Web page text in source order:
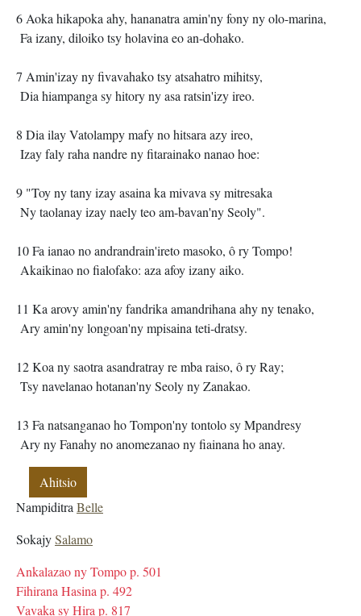
6 Aoka hikapoka ahy, hananatra amin'ny fony ny olo-marina,
Fa izany, diloiko tsy holavina eo an-dohako.
7 Amin'izay ny fivavahako tsy atsahatro mihitsy,
Dia hiampanga sy hitory ny asa ratsin'izy ireo.
8 Dia ilay Vatolampy mafy no hitsara azy ireo,
Izay faly raha nandre ny fitarainako nanao hoe:
9 "Toy ny tany izay asaina ka mivava sy mitresaka
Ny taolanay izay naely teo am-bavan'ny Seoly".
10 Fa ianao no andrandrain'ireto masoko, ô ry Tompo!
Akaikinao no fialofako: aza afoy izany aiko.
11 Ka arovy amin'ny fandrika amandrihana ahy ny tenako,
Ary amin'ny longoan'ny mpisaina teti-dratsy.
12 Koa ny saotra asandratray re mba raiso, ô ry Ray;
Tsy navelanao hotanan'ny Seoly ny Zanakao.
13 Fa natsanganao ho Tompon'ny tontolo sy Mpandresy
Ary ny Fanahy no anomezanao ny fiainana ho anay.
Ahitsio
Nampiditra Belle
SokajySalamo
Ankalazao ny Tompo p. 501
Fihirana Hasina p. 492
Vavaka sy Hira p. 817